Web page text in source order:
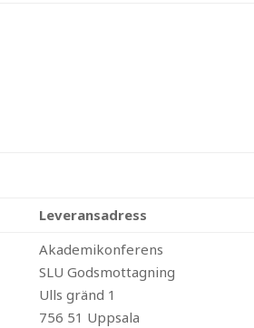
Leveransadress
Akademikonferens
SLU Godsmottagning
Ulls gränd 1
756 51 Uppsala